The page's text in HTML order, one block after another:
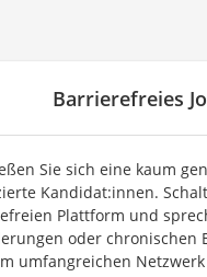
Barrierefreies
Sie sich eine kaum
Kandidat:innen.
Plattform und
oder chronischen
umfangreichen